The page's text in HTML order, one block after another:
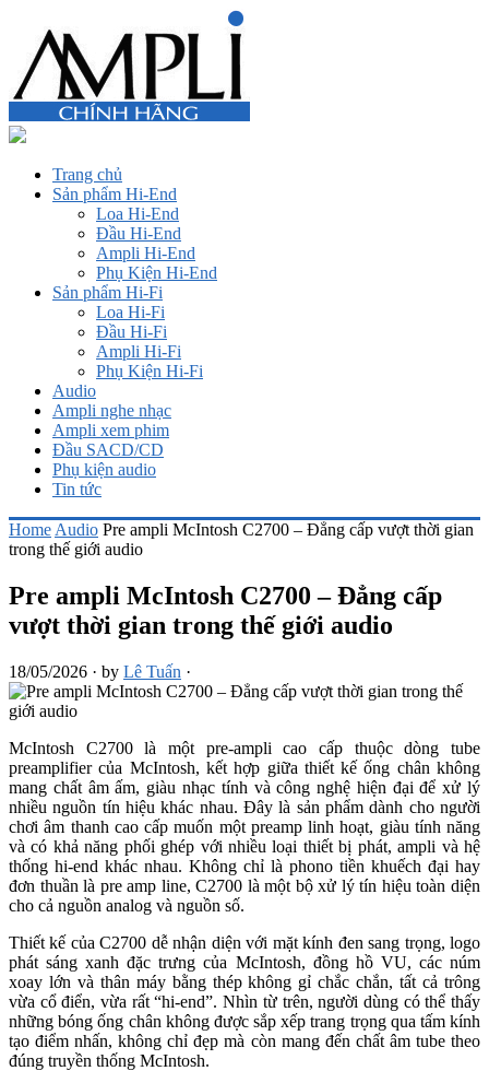
Trang chủ
Sản phẩm Hi-End
Loa Hi-End
Đầu Hi-End
Ampli Hi-End
Phụ Kiện Hi-End
Sản phẩm Hi-Fi
Loa Hi-Fi
Đầu Hi-Fi
Ampli Hi-Fi
Phụ Kiện Hi-Fi
Audio
Ampli nghe nhạc
Ampli xem phim
Đầu SACD/CD
Phụ kiện audio
Tin tức
Home Audio Pre ampli McIntosh C2700 – Đẳng cấp vượt thời gian
trong thế giới audio
Pre ampli McIntosh C2700 – Đẳng cấp
vượt thời gian trong thế giới audio
18/05/2026 · by Lê Tuấn ·
McIntosh C2700 là một pre-ampli cao cấp thuộc dòng tube
preamplifier của McIntosh, kết hợp giữa thiết kế ống chân không
mang chất âm ấm, giàu nhạc tính và công nghệ hiện đại để xử lý
nhiều nguồn tín hiệu khác nhau. Đây là sản phẩm dành cho người
chơi âm thanh cao cấp muốn một preamp linh hoạt, giàu tính năng
và có khả năng phối ghép với nhiều loại thiết bị phát, ampli và hệ
thống hi-end khác nhau. Không chỉ là phono tiền khuếch đại hay
đơn thuần là pre amp line, C2700 là một bộ xử lý tín hiệu toàn diện
cho cả nguồn analog và nguồn số.
Thiết kế của C2700 dễ nhận diện với mặt kính đen sang trọng, logo
phát sáng xanh đặc trưng của McIntosh, đồng hồ VU, các núm
xoay lớn và thân máy bằng thép không gỉ chắc chắn, tất cả trông
vừa cổ điển, vừa rất “hi-end”. Nhìn từ trên, người dùng có thể thấy
những bóng ống chân không được sắp xếp trang trọng qua tấm kính
tạo điểm nhấn, không chỉ đẹp mà còn mang đến chất âm tube theo
đúng truyền thống McIntosh.